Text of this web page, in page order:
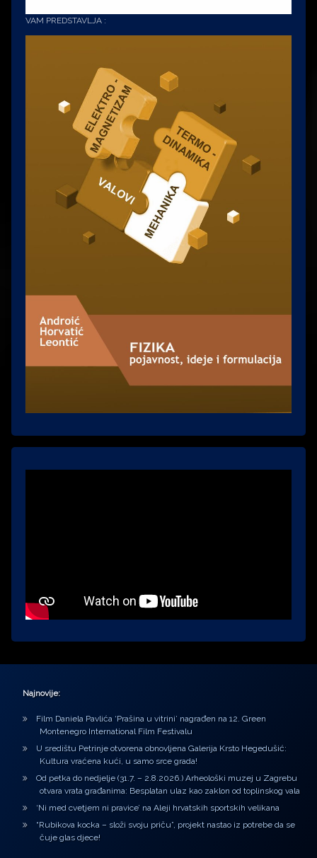
VAM PREDSTAVLJA :
Najnovije:
Film Daniela Pavlića ‘Prašina u vitrini’ nagrađen na 12. Green
Montenegro International Film Festivalu
U središtu Petrinje otvorena obnovljena Galerija Krsto Hegedušić:
Kultura vraćena kući, u samo srce grada!
Od petka do nedjelje (31.7. – 2.8.2026.) Arheološki muzej u Zagrebu
otvara vrata građanima: Besplatan ulaz kao zaklon od toplinskog vala
‘Ni med cvetjem ni pravice’ na Aleji hrvatskih sportskih velikana
“Rubikova kocka – složi svoju priču”, projekt nastao iz potrebe da se
čuje glas djece!